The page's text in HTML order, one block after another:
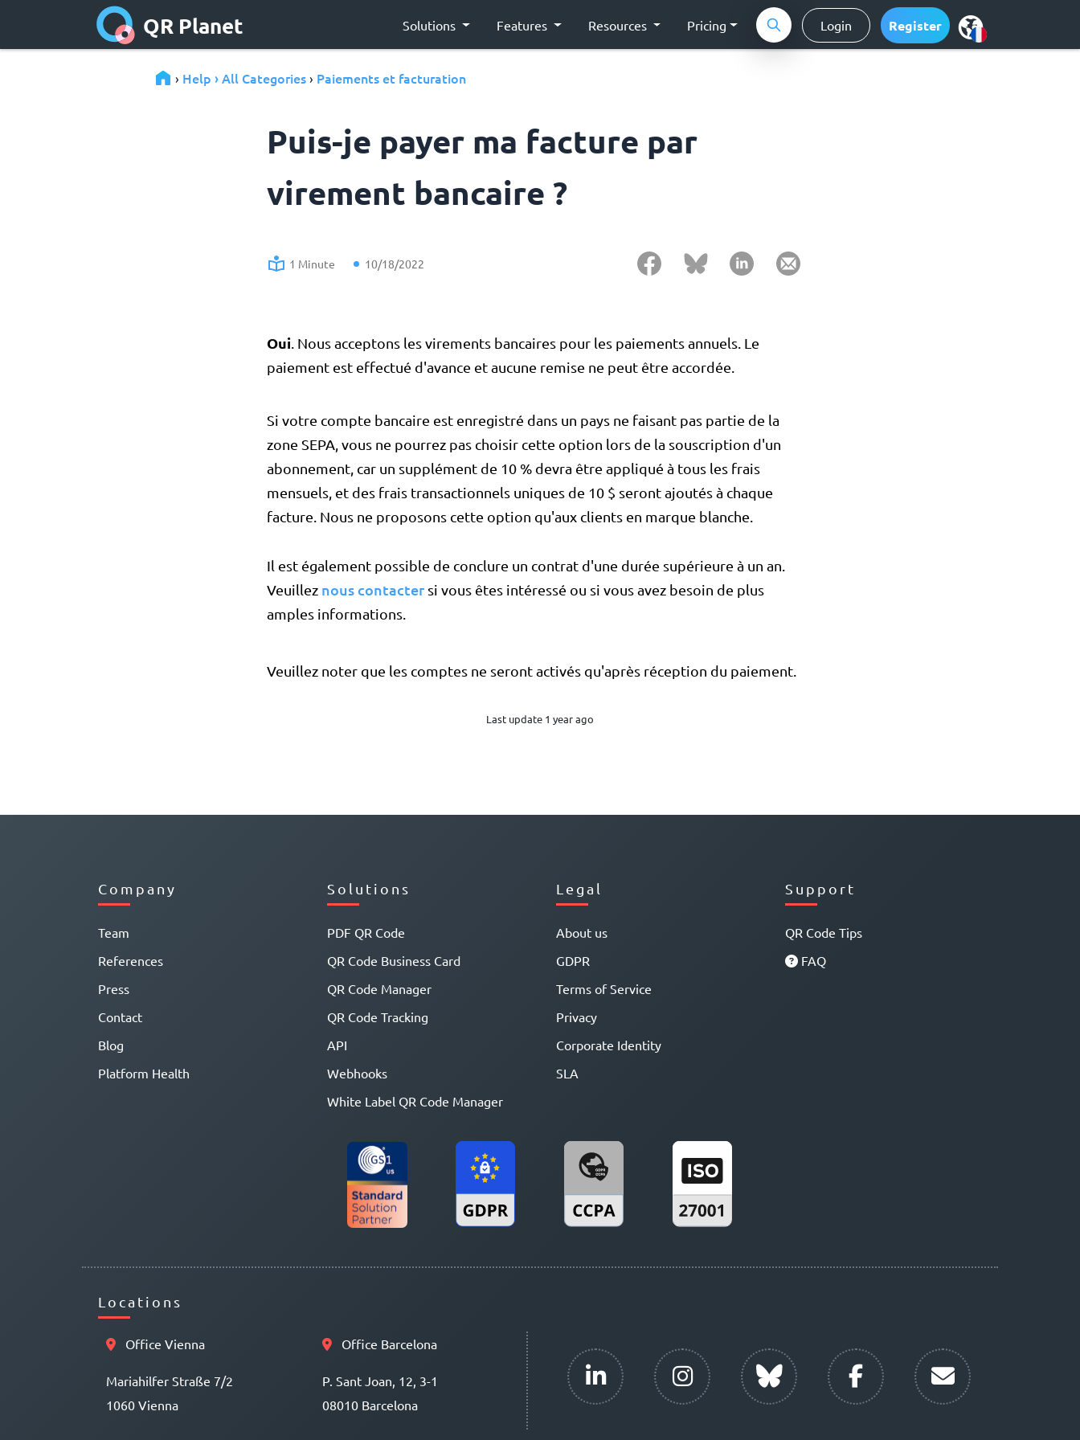
QR Planet Solutions Features Resources Pricing Login Register
› Help › All Categories › Paiements et facturation
Puis-je payer ma facture par
virement bancaire ?
1 Minute 10/18/2022
Oui. Nous acceptons les virements bancaires pour les paiements annuels. Le
paiement est effectué d'avance et aucune remise ne peut être accordée.
Si votre compte bancaire est enregistré dans un pays ne faisant pas partie de la
zone SEPA, vous ne pourrez pas choisir cette option lors de la souscription d'un
abonnement, car un supplément de 10 % devra être appliqué à tous les frais
mensuels, et des frais transactionnels uniques de 10 $ seront ajoutés à chaque
facture. Nous ne proposons cette option qu'aux clients en marque blanche.
Il est également possible de conclure un contrat d'une durée supérieure à un an.
Veuillez nous contacter si vous êtes intéressé ou si vous avez besoin de plus
amples informations.
Veuillez noter que les comptes ne seront activés qu'après réception du paiement.
Last update 1 year ago
Company
Team
References
Press
Contact
Blog
Platform Health
Solutions
PDF QR Code
QR Code Business Card
QR Code Manager
QR Code Tracking
API
Webhooks
White Label QR Code Manager
Legal
About us
GDPR
Terms of Service
Privacy
Corporate Identity
SLA
Support
QR Code Tips
FAQ
Locations
Office Vienna
Mariahilfer Straße 7/2
1060 Vienna
Office Barcelona
P. Sant Joan, 12, 3-1
08010 Barcelona